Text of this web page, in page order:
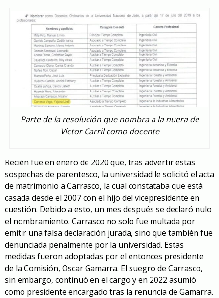
Parte de la resolución que nombra a la nuera de
Víctor Carril como docente
Recién fue en enero de 2020 que, tras advertir estas
sospechas de parentesco, la universidad le solicitó el acta
de matrimonio a Carrasco, la cual constataba que está
casada desde el 2007 con el hijo del vicepresidente en
cuestión. Debido a esto, un mes después se declaró nulo
el nombramiento. Carrasco no solo fue multada por
emitir una falsa declaración jurada, sino que también fue
denunciada penalmente por la universidad. Estas
medidas fueron adoptadas por el entonces presidente
de la Comisión, Oscar Gamarra. El suegro de Carrasco,
sin embargo, continuó en el cargo y en 2022 asumió
como presidente encargado tras la renuncia de Gamarra.